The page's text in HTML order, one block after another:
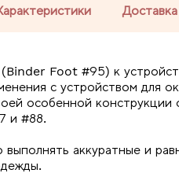
(Binder Foot #95) к
с устройством для
особенной
и #88.
аккуратные и